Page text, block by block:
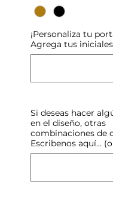
¡Personaliza tu
Agrega tus
Si deseas hacer
en el diseño, otras
combinaciones de
Escribenos aquí...